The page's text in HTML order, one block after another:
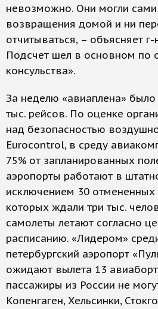
невозможно. Они могли
возвращения домой и ни
отчитываться, – объясняет
Подсчет шел в основном по
консульства».
За неделю «авиаплена»
тыс. рейсов. По оценке
над безопасностью
Eurocontrol, в среду
75% от запланированных
аэропорты работают в
исключением 30 отмененных
которых ждали три тыс.
самолеты летают согласно
расписанию. «Лидером»
петербургский аэропорт
ожидают вылета 13
пассажиры из России не
Копенгаген, Хельсинки,